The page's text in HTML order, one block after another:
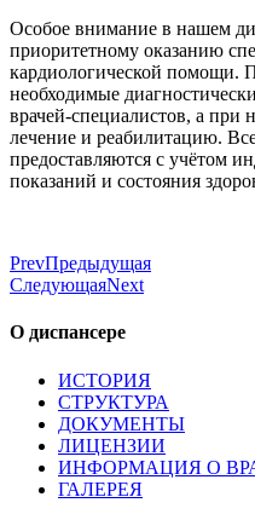
Особое внимание в нашем
приоритетному оказанию
кардиологической помощи.
необходимые
врачей-специалистов, а при
лечение и реабилитацию.
предоставляются с учётом
показаний и состояния
PrevПредыдущая
СледующаяNext
О диспансере
ИСТОРИЯ
СТРУКТУРА
ДОКУМЕНТЫ
ЛИЦЕНЗИИ
ИНФОРМАЦИЯ О
ГАЛЕРЕЯ